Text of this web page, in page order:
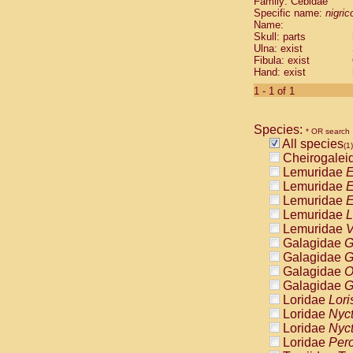
Cebidae
Cebidae
Cebidae
Cebidae
Cebidae
Cebidae
Cebidae
Cebidae
Cebidae
Cebidae
Cebidae
Cebidae
Atelidae
Atelidae
Atelidae
Atelidae
Atelidae
Atelidae
Atelidae
Atelidae
Atelidae
Atelidae
Pitheciidae
Specific name:
Name:
Skull: parts
Ulna: exist
Fibula: exist
Hand: exist
1 - 1 of 1
Species: * OR search
All species(1)
Lemuridae
Lemuridae
Lemuridae
Lemuridae
Lemuridae
Galagidae
Galagidae
Galagidae
Galagidae
Loridae
Loridae
Loridae
Loridae